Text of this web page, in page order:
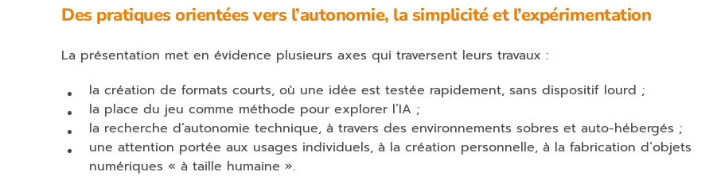
Des pratiques orientées vers l’autonomie, la simplicité et l’expérimentation
La présentation met en évidence plusieurs axes qui traversent leurs travaux :
la création de formats courts, où une idée est testée rapidement, sans dispositif lourd ;
la place du jeu comme méthode pour explorer l’IA ;
la recherche d’autonomie technique, à travers des environnements sobres et auto-hébergés ;
une attention portée aux usages individuels, à la création personnelle, à la fabrication d’objets
numériques « à taille humaine ».